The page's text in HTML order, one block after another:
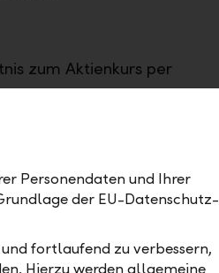
zum Aktienkurs per
verwalteten
Personendaten und Ihrer
der EU-Datenschutz-
fortlaufend zu verbessern,
Hierzu werden allgemeine